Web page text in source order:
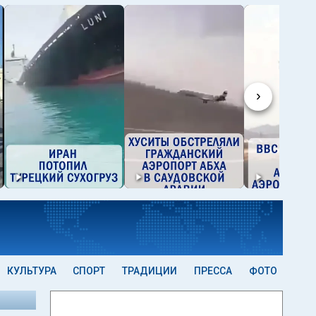
›
КУЛЬТУРА СПОРТ ТРАДИЦИИ ПРЕССА ФОТО